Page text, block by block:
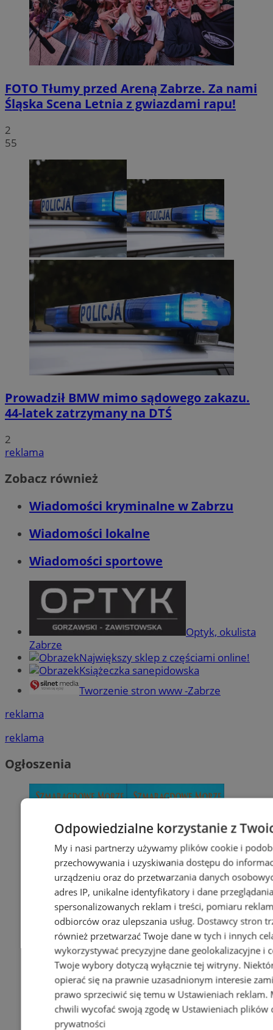
FOTO Tłumy przed Areną Zabrze. Za nami
Śląska Scena Letnia z gwiazdami rapu!
2
55
Prowadził BMW mimo sądowego zakazu.
44-latek zatrzymany na DTŚ
2
reklama
Zobacz również
Wiadomości kryminalne w Zabrzu
Wiadomości lokalne
Wiadomości sportowe
Optyk, okulista
Zabrze
Największy sklep z częściami online!
Książeczka sanepidowska
Tworzenie stron www -Zabrze
reklama
reklama
Ogłoszenia
Odpowiedzialne korzystanie z
My i nasi partnerzy używamy plików cookie i
przechowywania i uzyskiwania dostępu do
urządzeniu oraz do przetwarzania danych
adres IP, unikalne identyfikatory i dane
spersonalizowanych reklam i treści, pomiaru
odbiorców oraz ulepszania usług. Dostawcy stron
również przetwarzać Twoje dane w tych i innych
wykorzystywać precyzyjne dane geolokalizacyjne i
Twoje wybory dotyczą wyłącznie tej witryny.
opierać się na prawnie uzasadnionym interesie
prawo sprzeciwić się temu w Ustawieniach reklam.
chwili wycofać swoją zgodę w Ustawieniach plików
prywatności